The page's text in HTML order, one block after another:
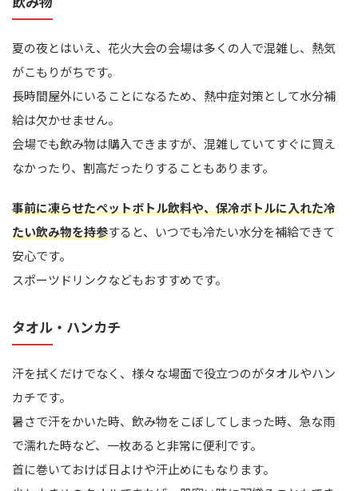
夏の夜とはいえ、花火大会の会場は多くの人で混雑し、熱気
がこもりがちです。
長時間屋外にいることになるため、熱中症対策として水分補
給は欠かせません。
会場でも飲み物は購入できますが、混雑していてすぐに買え
なかったり、割高だったりすることもあります。
事前に凍らせたペットボトル飲料や、保冷ボトルに入れた冷
たい飲み物を持参すると、いつでも冷たい水分を補給できて
安心です。
スポーツドリンクなどもおすすめです。
タオル・ハンカチ
汗を拭くだけでなく、様々な場面で役立つのがタオルやハン
カチです。
暑さで汗をかいた時、飲み物をこぼしてしまった時、急な雨
で濡れた時など、一枚あると非常に便利です。
首に巻いておけば日よけや汗止めにもなります。